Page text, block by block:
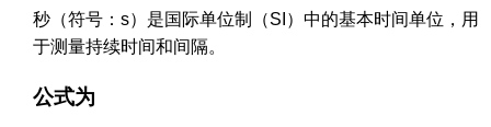
秒（符号：s）是国际单位制（SI）中的基本时间单位，用
于测量持续时间和间隔。
公式为